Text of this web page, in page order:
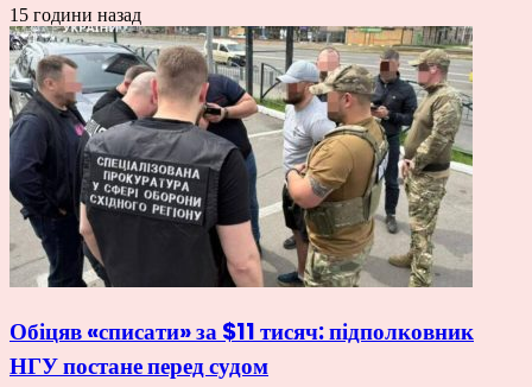
15 години назад
Обіцяв «списати» за $11 тисяч: підполковник
НГУ постане перед судом